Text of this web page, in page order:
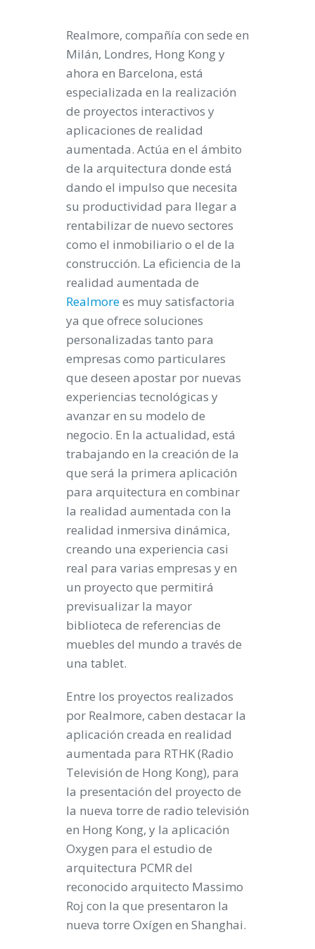
Realmore, compañía con sede en
Milán, Londres, Hong Kong y
ahora en Barcelona, está
especializada en la realización
de proyectos interactivos y
aplicaciones de realidad
aumentada. Actúa en el ámbito
de la arquitectura donde está
dando el impulso que necesita
su productividad para llegar a
rentabilizar de nuevo sectores
como el inmobiliario o el de la
construcción. La eficiencia de la
realidad aumentada de
Realmorees muy satisfactoria
ya que ofrece soluciones
personalizadas tanto para
empresas como particulares
que deseen apostar por nuevas
experiencias tecnológicas y
avanzar en su modelo de
negocio. En la actualidad, está
trabajando en la creación de la
que será la primera aplicación
para arquitectura en combinar
la realidad aumentada con la
realidad inmersiva dinámica,
creando una experiencia casi
real para varias empresas y en
un proyecto que permitirá
previsualizar la mayor
biblioteca de referencias de
muebles del mundo a través de
una tablet.
Entre los proyectos realizados
por Realmore, caben destacar la
aplicación creada en realidad
aumentada para RTHK(Radio
Televisión de Hong Kong), para
la presentación del proyecto de
la nueva torre de radio televisión
en Hong Kong, y la aplicación
Oxygen para el estudio de
arquitectura PCMRdel
reconocido arquitecto Massimo
Roj con la que presentaron la
nueva torre Oxígen en Shanghai.